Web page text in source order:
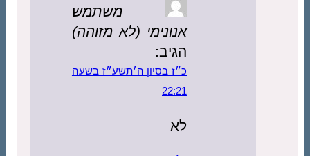
משתמש
אנונימי (לא מזוהה)
הגיב:
כ״ז בסיון ה׳תשע״ז בשעה